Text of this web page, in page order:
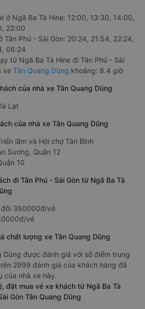
ở Ngã Ba Tà Hine: 12:00, 13:30, 14:00,
22:00
Tân Phú - Sài Gòn: 20:24, 21:54, 22:24,
06:24
từ Ngã Ba Tà Hine đi Tân Phú - Sài
xe Tân Quang Dũng khoảng: 8.4 giờ
của nhà xe Tân Quang Dũng
Lạt
của nhà xe Tân Quang Dũng
lãm và Hội chợ Tân Bình
Sương, Quận 12
10
đi Tân Phú - Sài Gòn từ Ngã Ba Tà
đôi 350000đ/vé
vé
chất lượng xe Tân Quang Dũng
Dũng được đánh giá với số điểm trung
2999 đánh giá của khách hàng đã
của nhà xe này.
đặt mua vé xe khách từ Ngã Ba Tà
Gòn Tân Quang Dũng